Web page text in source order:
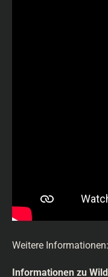
Weitere Informationen:
Informationen zu